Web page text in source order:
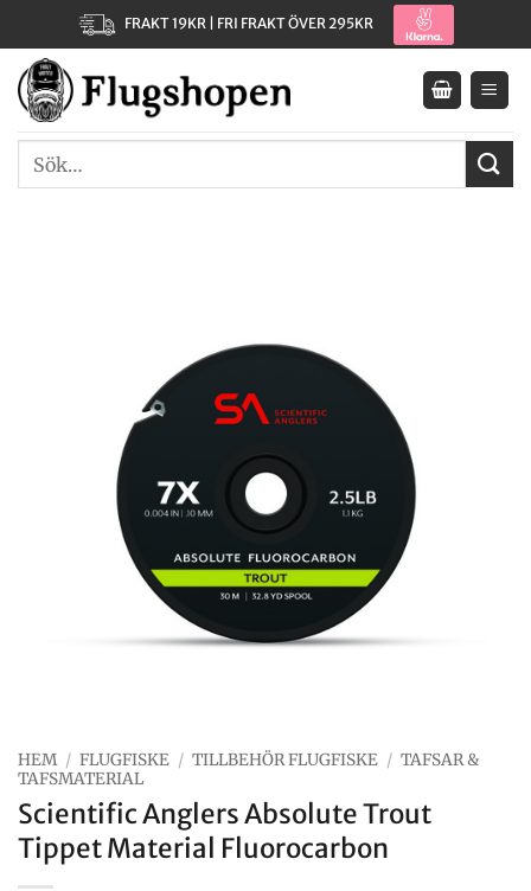
to
content
FRAKT 19KR | FRI FRAKT ÖVER 295KR
HEM / FLUGFISKE / TILLBEHÖR FLUGFISKE / TAFSAR &
TAFSMATERIAL
Scientific Anglers Absolute Trout
Tippet Material Fluorocarbon